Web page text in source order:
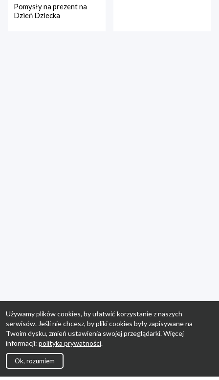
Pomysły na prezent na
Dzień Dziecka
Używamy plików cookies, by ułatwić korzystanie z naszych
serwisów. Jeśli nie chcesz, by pliki cookies były zapisywane na
Twoim dysku, zmień ustawienia swojej przeglądarki. Więcej
informacji: polityka prywatności.
Ok, rozumiem